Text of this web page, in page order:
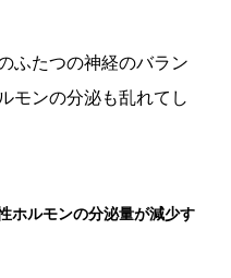
ふたつの神経のバラン
モンの分泌も乱れてし
ホルモンの分泌量が減少す